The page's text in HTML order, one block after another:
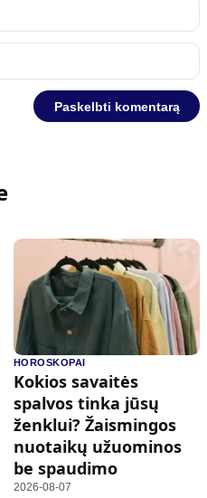
HOROSKOPAI
Kokios savaitės
spalvos tinka jūsų
ženklui? Žaismingos
nuotaikų užuominos
be spaudimo
2026-08-07